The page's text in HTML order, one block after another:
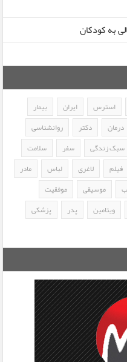
استرس ایران
بیمار
درمان دکتر
روانشناسی
سبک زندگی سفر
سلامت
فیلم لاغری لباس
مادر
موسیقی
موفقیت
ویتامین پدر
پزشکی